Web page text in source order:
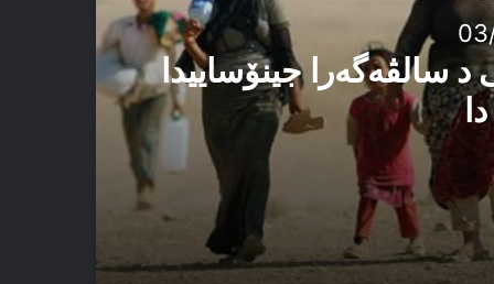
د سالڤەگەرا جینۆساییدا
دا